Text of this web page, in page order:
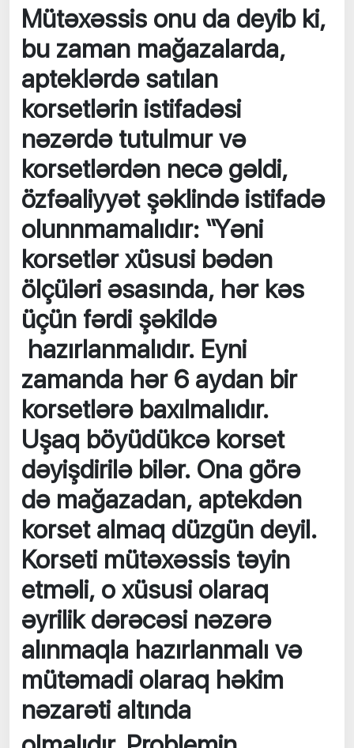
Mütəxəssis onu da deyib ki,
bu zaman mağazalarda,
apteklərdə satılan
korsetlərin istifadəsi
nəzərdə tutulmur və
korsetlərdən necə gəldi,
özfəaliyyət şəklində istifadə
olunnmamalıdır: “Yəni
korsetlər xüsusi bədən
ölçüləri əsasında, hər kəs
üçün fərdi şəkildə
hazırlanmalıdır. Eyni
zamanda hər 6 aydan bir
korsetlərə baxılmalıdır.
Uşaq böyüdükcə korset
dəyişdirilə bilər. Ona görə
də mağazadan, aptekdən
korset almaq düzgün deyil.
Korseti mütəxəssis təyin
etməli, o xüsusi olaraq
əyrilik dərəcəsi nəzərə
alınmaqla hazırlanmalı və
mütəmadi olaraq həkim
nəzarəti altında